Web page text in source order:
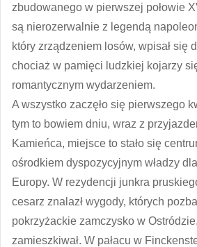
zbudowanego w pierwszej połowie
są nierozerwalnie z legendą
który zrządzeniem losów, wpisał się
chociaż w pamięci ludzkiej kojarzy
romantycznym wydarzeniem.
A wszystko zaczęło się pierwszego
tym to bowiem dniu, wraz z
Kamieńca, miejsce to stało się
ośrodkiem dyspozycyjnym władzy
Europy. W rezydencji junkra
cesarz znalazł wygody, których
pokrzyżackie zamczysko w
zamieszkiwał. W pałacu w